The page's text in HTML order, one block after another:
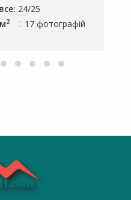
24/25
2 17 фотографій